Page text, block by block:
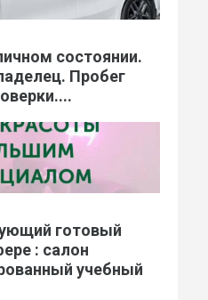
состоянии.
Пробег
готовый
: салон
учебный